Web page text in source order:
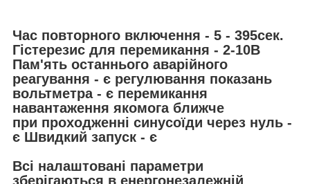
Час повторного включення - 5 - 395сек.
Гістерезис для перемикання - 2-10В
Пам'ять останнього аварійного
реагування - є регулювання показань
вольтметра - є перемикання
навантаження якомога ближче
при проходженні синусоїди через нуль -
є Швидкий запуск - є
Всі налаштовані параметри
зберігаються в енергонезалежній